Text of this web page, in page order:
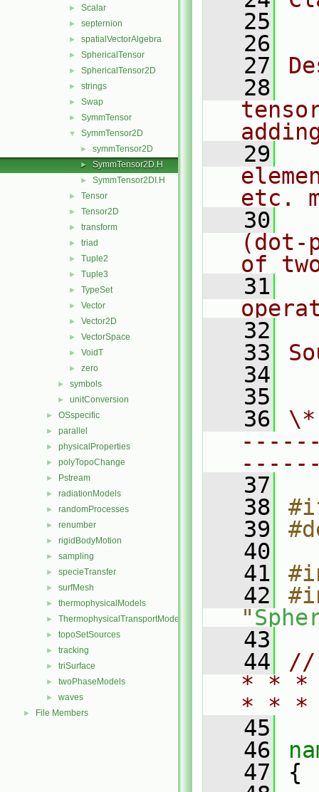
► Scalar
► septernion
► spatialVectorAlgebra
► SphericalTensor
► SphericalTensor2D
► strings
► Swap
► SymmTensor
▼ SymmTensor2D
► symmTensor2D
► SymmTensor2D.H
► SymmTensor2DI.H
► Tensor
► Tensor2D
► transform
► triad
► Tuple2
► Tuple3
► TypeSet
► Vector
► Vector2D
► VectorSpace
► VoidT
► zero
► symbols
► unitConversion
► OSspecific
► parallel
► physicalProperties
► polyTopoChange
► Pstream
► radiationModels
► randomProcesses
► renumber
► rigidBodyMotion
► sampling
► specieTransfer
► surfMesh
► thermophysicalModels
► ThermophysicalTransportModels
► topoSetSources
► tracking
► triSurface
► twoPhaseModels
► waves
► File Members
   25
   26
   27
   28
   29
etc.
   30
(dot-
of
   31
   32
   33
   34
   35
   36
   37
   38
   39
   40
   41
   42
"
   43
   44
//
* * *
* *
   45
   46
   47
{